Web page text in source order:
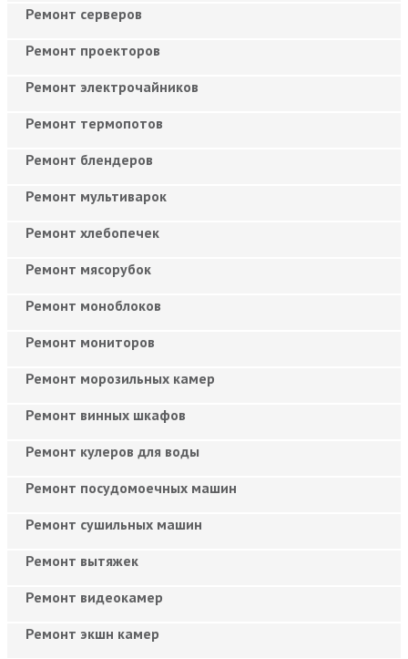
Ремонт серверов
Ремонт проекторов
Ремонт электрочайников
Ремонт термопотов
Ремонт блендеров
Ремонт мультиварок
Ремонт хлебопечек
Ремонт мясорубок
Ремонт моноблоков
Ремонт мониторов
Ремонт морозильных камер
Ремонт винных шкафов
Ремонт кулеров для воды
Ремонт посудомоечных машин
Ремонт сушильных машин
Ремонт вытяжек
Ремонт видеокамер
Ремонт экшн камер